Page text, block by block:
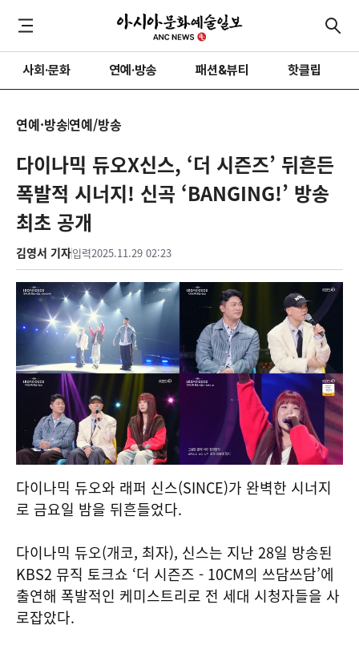
사회·문화 연예·방송 패션&뷰티 핫클립
연예·방송연예/방송
다이나믹 듀오X신스, ‘더 시즌즈’ 뒤흔든
폭발적 시너지! 신곡 ‘BANGING!’ 방송
최초 공개
김영서 기자입력2025.11.29 02:23
다이나믹 듀오와 래퍼 신스(SINCE)가 완벽한 시너지
로 금요일 밤을 뒤흔들었다.
다이나믹 듀오(개코, 최자), 신스는 지난 28일 방송된
KBS2 뮤직 토크쇼 ‘더 시즌즈 - 10CM의 쓰담쓰담’에
출연해 폭발적인 케미스트리로 전 세대 시청자들을 사
로잡았다.